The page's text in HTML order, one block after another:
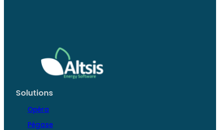
Solutions
Opéra
Pégase